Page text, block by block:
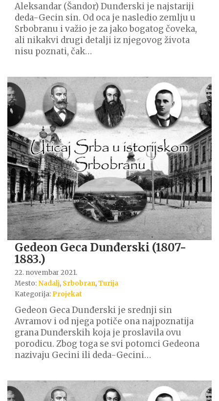
Aleksandar (Šandor) Dunđerski je najstariji
deda-Gecin sin. Od oca je nasledio zemlju u
Srbobranu i važio je za jako bogatog čoveka,
ali nikakvi drugi detalji iz njegovog života
nisu poznati, čak…
Gedeon Geca Dunđerski (1807-
1883.)
22. novembar 2021.
Mesto:Nadalj, Srbobran,Turija
Kategorija: Projekat
Gedeon Geca Dunđerski je srednji sin
Avramov i od njega potiče ona najpoznatija
grana Dunđerskih koja je proslavila ovu
porodicu. Zbog toga se svi potomci Gedeona
nazivaju Gecini ili deda-Gecini…